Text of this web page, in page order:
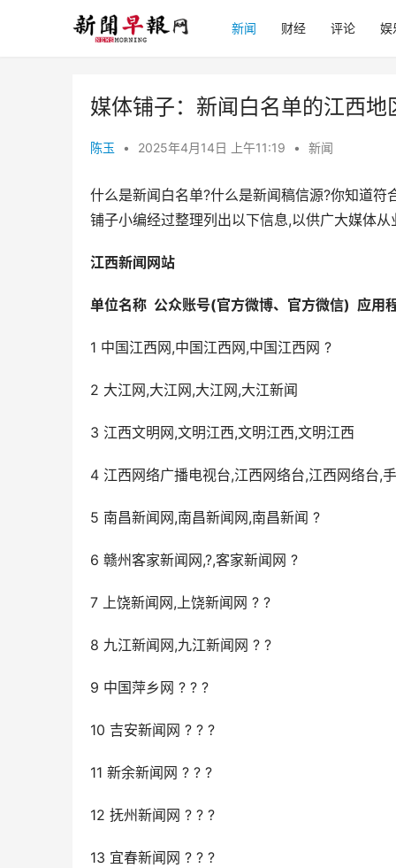
新闻 财经 评论 娱
媒体铺子：新闻白名单的江西地
陈玉 • 2025年4月14日 上午11:19 • 新闻
什么是新闻白名单?什么是新闻稿信源?你知道
铺子小编经过整理列出以下信息,以供广大媒体从
江西新闻网站
单位名称 公众账号(官方微博、 官方微信) 应用
1 中国江西网,中国江西网,中国江西网 ?
2 大江网,大江网,大江网,大江新闻
3 江西文明网,文明江西,文明江西,文明江西
4 江西网络广播电视台,江西网络台,江西网络台,
5 南昌新闻网,南昌新闻网,南昌新闻 ?
6 赣州客家新闻网,?,客家新闻网 ?
7 上饶新闻网,上饶新闻网 ? ?
8 九江新闻网,九江新闻网 ? ?
9 中国萍乡网 ? ? ?
10 吉安新闻网 ? ? ?
11 新余新闻网 ? ? ?
12 抚州新闻网 ? ? ?
13 宜春新闻网 ? ? ?